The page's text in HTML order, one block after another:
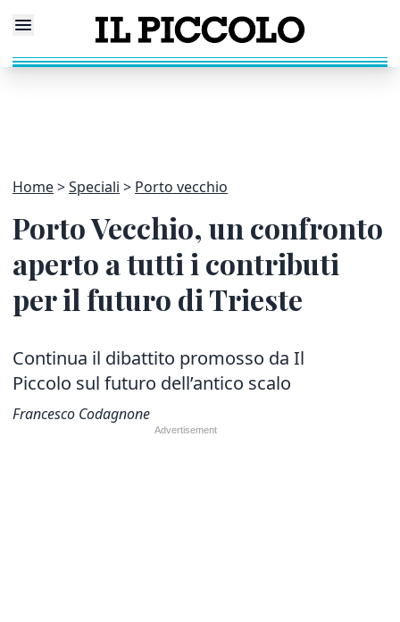
Home Speciali Porto vecchio
Porto Vecchio, un confronto
aperto a tutti i contributi
per il futuro di Trieste
Continua il dibattito promosso da Il
Piccolo sul futuro dell’antico scalo
Francesco Codagnone